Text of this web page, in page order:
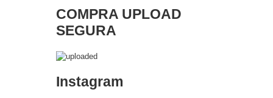
COMPRA UPLOAD
SEGURA
Instagram